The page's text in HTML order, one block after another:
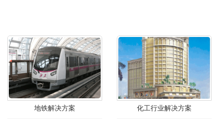
地铁解决方案 化工行业解决方案